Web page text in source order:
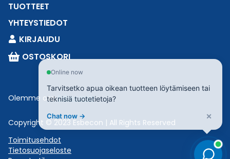
TUOTTEET
YHTEYSTIEDOT
KIRJAUDU
OSTOSKORI
Olemme osaEsbeconia.
Copyright © 2023 Esbecon | All Rights Reserved
Toimitusehdot
Tietosuojaseloste
Online now
Tarvitsetko apua oikean tuotteen löytämiseen tai
teknisiä tuotetietoja?
Chat now → ×